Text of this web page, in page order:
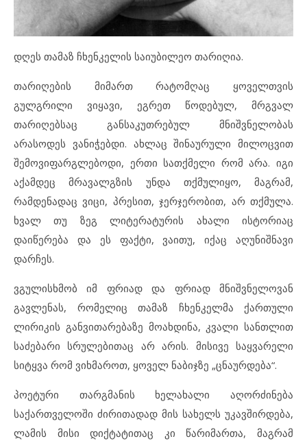
დღეს თამაზ ჩხენკელის საიუბილეო თარიღია.
თარიღების მიმართ რატომღაც ყოველთვის
გულგრილი ვიყავი, ეგრეთ წოდებულ, მრგვალ
თარიღებსაც განსაკუთრებულ მნიშვნელობას
არასოდეს ვანიჭებდი. ახლაც შინაურული მილოცვით
შემოვიფარგლებოდი, ერთი სათქმელი რომ არა. იგი
აქამდეც მრავალგზის უნდა თქმულიყო, მაგრამ,
რამდენადაც ვიცი, პრესით, ჯერჯერობით, არ თქმულა.
ხვალ თუ ზეგ ლიტერატურის ახალი ისტორიაც
დაიწერება და ეს ფაქტი, ვაითუ, იქაც აღუნიშნავი
დარჩეს.
ვგულისხმობ იმ ფრიად და ფრიად მნიშვნელოვან
გავლენას, რომელიც თამაზ ჩხენკელმა ქართული
ლირიკის განვითარებაზე მოახდინა, კვალი სანთლით
საძებარი სრულებითაც არ არის. მისივე საყვარელი
სიტყვა რომ ვიხმაროთ, ყოველ ნაბიჯზე „ცნაურდება“.
პოეტური თარგმანის ხელახალი აღორძინება
საქართველოში ძირითადად მის სახელს უკავშირდება,
ლამის მისი დიქტატითაც კი წარიმართა, მაგრამ